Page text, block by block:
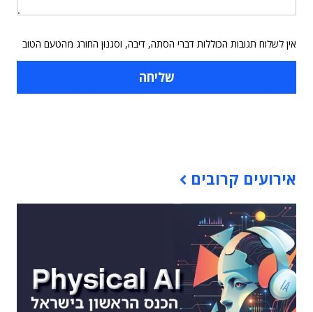
אין לשלוח תגובות הכוללות דברי הסתה, דיבה, וסגנון החורג מהטעם הטוב
אירועים קרובים